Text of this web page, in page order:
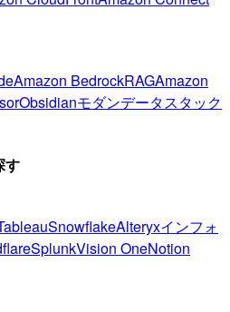
Amazon BedrockRAGAmazon
Obsidianモダンデータスタック
す
SnowflakeAlteryxインフォ
SplunkVision OneNotion